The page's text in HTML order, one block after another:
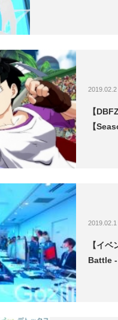
2019.02.2
【
【
2019.02.1
【イ
Battle -